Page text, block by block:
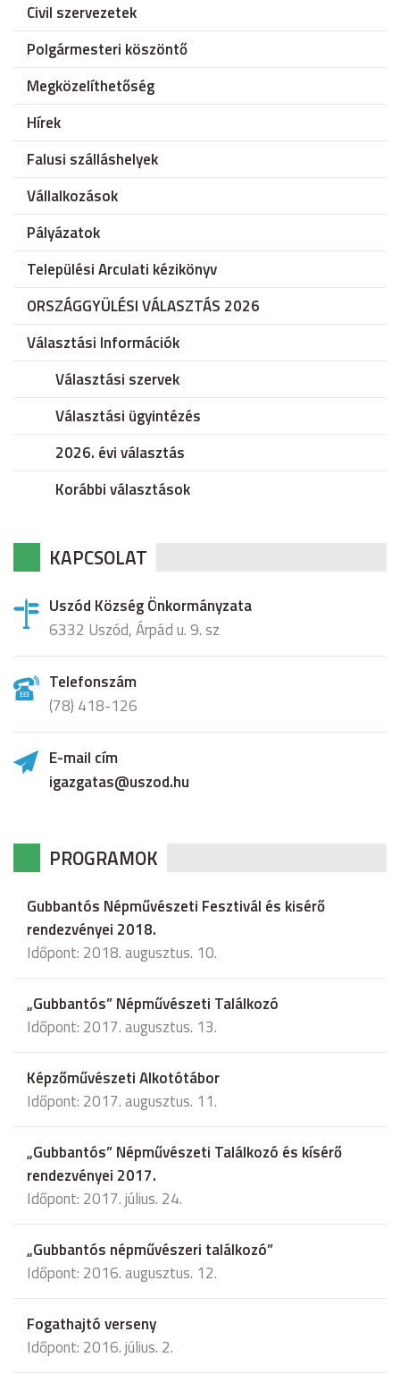
Civil szervezetek
Polgármesteri köszöntő
Megközelíthetőség
Hírek
Falusi szálláshelyek
Vállalkozások
Pályázatok
Települési Arculati kézikönyv
ORSZÁGGYÜLÉSI VÁLASZTÁS 2026
Választási Információk
Választási szervek
Választási ügyintézés
2026. évi választás
Korábbi választások
KAPCSOLAT
Uszód Község Önkormányzata
6332 Uszód, Árpád u. 9. sz
Telefonszám
(78) 418-126
E-mail cím
igazgatas@uszod.hu
PROGRAMOK
Gubbantós Népművészeti Fesztivál és kisérő
rendezvényei 2018.
Időpont: 2018. augusztus. 10.
„Gubbantós” Népművészeti Találkozó
Időpont: 2017. augusztus. 13.
Képzőművészeti Alkotótábor
Időpont: 2017. augusztus. 11.
„Gubbantós” Népművészeti Találkozó és kísérő
rendezvényei 2017.
Időpont: 2017. július. 24.
„Gubbantós népművészeri találkozó”
Időpont: 2016. augusztus. 12.
Fogathajtó verseny
Időpont: 2016. július. 2.